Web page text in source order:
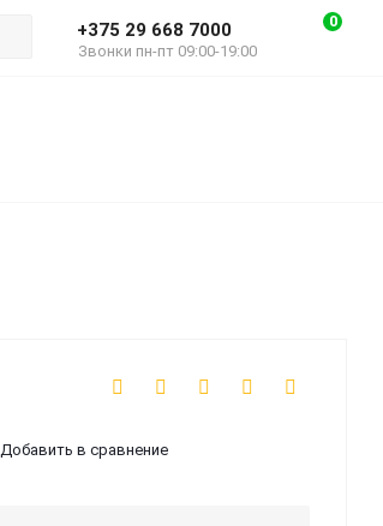
0
+375 29 668 7000
Звонки пн-пт 09:00-19:00
Добавить в сравнение